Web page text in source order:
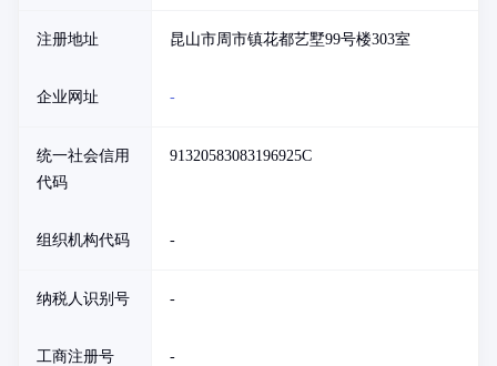
注册地址 昆山市周市镇花都艺墅99号楼303室
企业网址 -
统一社会信用
代码
91320583083196925C
组织机构代码 -
纳税人识别号 -
工商注册号 -